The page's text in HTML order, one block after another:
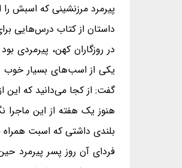
پیرمرد مرزنشینی که اسبش
داستان از کتاب درس‌هایی برای انسان است که
در روزگاران کهن،
یکی از اسب‌های بسیار خوب
گفت: از کجا می‌دانید که
هنوز یک هفته از این
بلندی داشتی که اسبت
فردای آن روز پسر پیرمرد